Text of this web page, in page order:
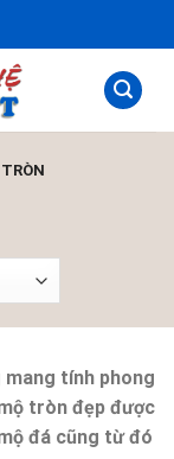
tính phong
tròn đẹp được
đá cũng từ đó